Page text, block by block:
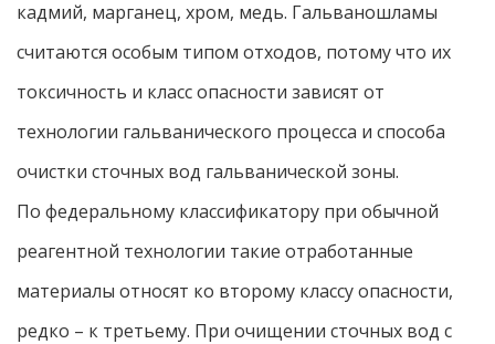
кадмий, марганец, хром, медь. Гальваношламы
считаются особым типом отходов, потому что их
токсичность и класс опасности зависят от
технологии гальванического процесса и способа
очистки сточных вод гальванической зоны.
По федеральному классификатору при обычной
реагентной технологии такие отработанные
материалы относят ко второму классу опасности,
редко – к третьему. При очищении сточных вод с